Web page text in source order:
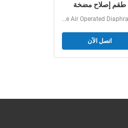
طقم إصلاح مضخة
الحجاب الحاجز PTFE
Graco 108839 716 515 White Ptfe Air Operated Diaphragm...
اتصل الآن